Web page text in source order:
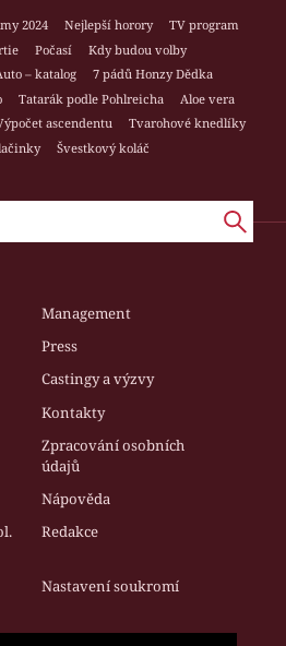
2024 Nejlepší horory
TV program
Počasí
Kdy budou volby
– katalog
7 pádů Honzy Dědka
Tatarák podle Pohlreicha
Aloe vera
ascendentu
Tvarohové knedlíky
Švestkový koláč
Management
Press
Castingy a výzvy
Kontakty
Zpracování osobních
údajů
Nápověda
Redakce
Nastavení soukromí